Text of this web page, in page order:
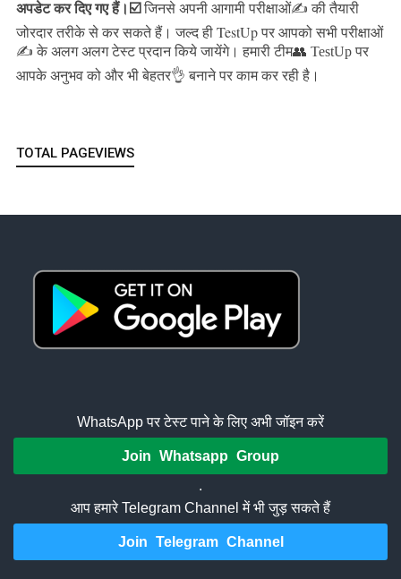
अपडेट कर दिए गए हैं। ☑️ जिनसे अपनी आगामी परीक्षाओं✍️ की तैयारी
जोरदार तरीके से कर सकते हैं।जल्द ही TestUp पर आपको सभी परीक्षाओं
✍️ के अलग अलग टेस्ट प्रदान किये जायेंगे। हमारी टीम👥 TestUp पर
आपके अनुभव को और भी बेहतर👌 बनाने पर काम कर रही है।
TOTAL PAGEVIEWS
WhatsApp पर टेस्ट पाने के लिए अभी जॉइन करें
Join Whatsapp Group
.
आप हमारे Telegram Channel में भी जुड़ सकते हैं
Join Telegram Channel